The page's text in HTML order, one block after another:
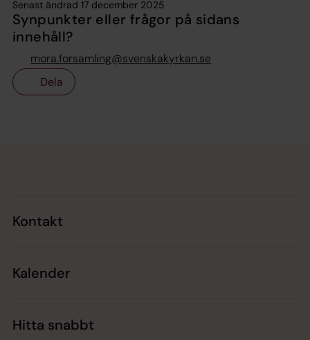
Senast ändrad 17 december 2025
Synpunkter eller frågor på sidans
innehåll?
mora.forsamling@svenskakyrkan.se
Dela
Kontakt
Kalender
Hitta snabbt